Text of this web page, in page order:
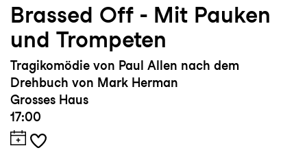
Brassed Off - Mit Pauken
und Trompeten
Tragikomödie von Paul Allen nach dem
Drehbuch von Mark Herman
Grosses Haus
17:00